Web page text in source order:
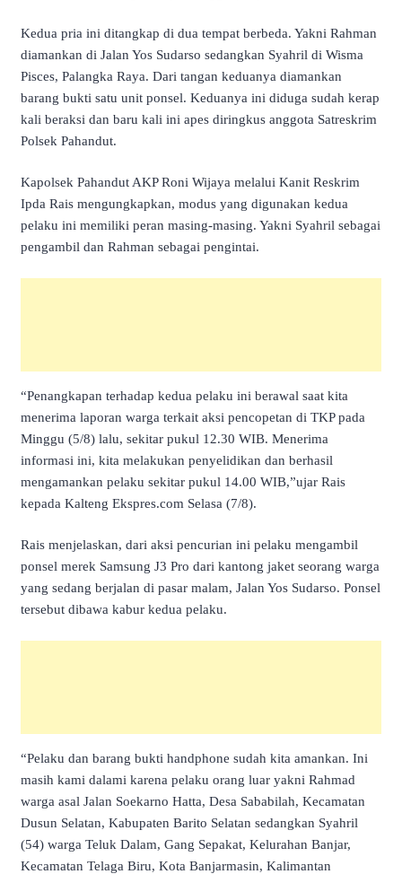
Kedua pria ini ditangkap di dua tempat berbeda. Yakni Rahman
diamankan di Jalan Yos Sudarso sedangkan Syahril di Wisma
Pisces, Palangka Raya. Dari tangan keduanya diamankan
barang bukti satu unit ponsel. Keduanya ini diduga sudah kerap
kali beraksi dan baru kali ini apes diringkus anggota Satreskrim
Polsek Pahandut.
Kapolsek Pahandut AKP Roni Wijaya melalui Kanit Reskrim
Ipda Rais mengungkapkan, modus yang digunakan kedua
pelaku ini memiliki peran masing-masing. Yakni Syahril sebagai
pengambil dan Rahman sebagai pengintai.
“Penangkapan terhadap kedua pelaku ini berawal saat kita
menerima laporan warga terkait aksi pencopetan di TKP pada
Minggu (5/8) lalu, sekitar pukul 12.30 WIB. Menerima
informasi ini, kita melakukan penyelidikan dan berhasil
mengamankan pelaku sekitar pukul 14.00 WIB,”ujar Rais
kepada Kalteng Ekspres.com Selasa (7/8).
Rais menjelaskan, dari aksi pencurian ini pelaku mengambil
ponsel merek Samsung J3 Pro dari kantong jaket seorang warga
yang sedang berjalan di pasar malam, Jalan Yos Sudarso. Ponsel
tersebut dibawa kabur kedua pelaku.
“Pelaku dan barang bukti handphone sudah kita amankan. Ini
masih kami dalami karena pelaku orang luar yakni Rahmad
warga asal Jalan Soekarno Hatta, Desa Sababilah, Kecamatan
Dusun Selatan, Kabupaten Barito Selatan sedangkan Syahril
(54) warga Teluk Dalam, Gang Sepakat, Kelurahan Banjar,
Kecamatan Telaga Biru, Kota Banjarmasin, Kalimantan